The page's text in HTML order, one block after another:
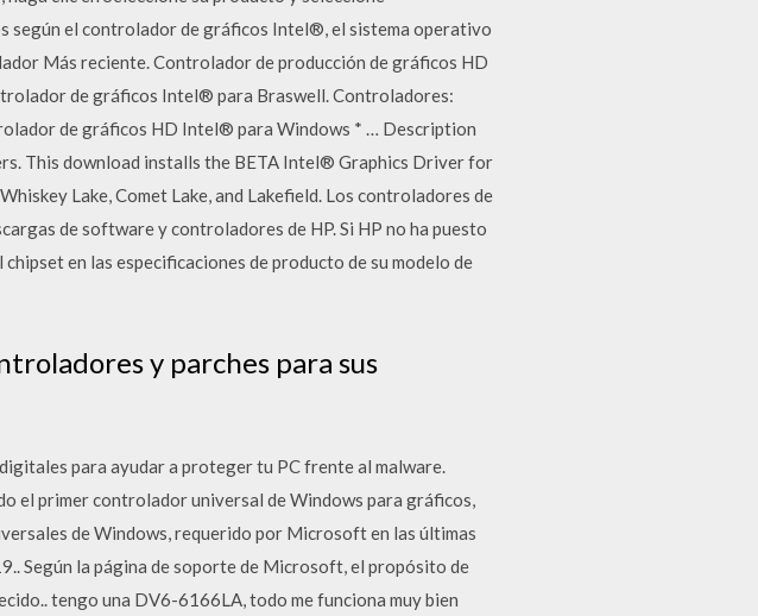
según el controlador de gráficos Intel®, el sistema operativo
Más reciente. Controlador de producción de gráficos HD
de gráficos Intel® para Braswell. Controladores:
de gráficos HD Intel® para Windows * … Description
This download installs the BETA Intel® Graphics Driver for
Lake, Comet Lake, and Lakefield. Los controladores de
de software y controladores de HP. Si HP no ha puesto
en las especificaciones de producto de su modelo de
y parches para sus
para ayudar a proteger tu PC frente al malware.
el primer controlador universal de Windows para gráficos,
de Windows, requerido por Microsoft en las últimas
Según la página de soporte de Microsoft, el propósito de
tengo una DV6-6166LA, todo me funciona muy bien